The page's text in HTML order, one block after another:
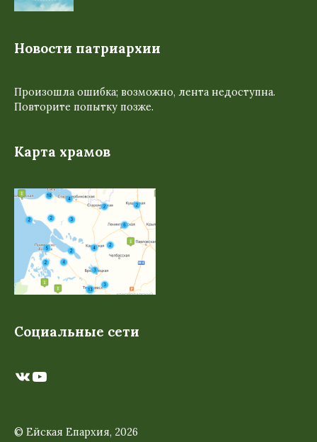
Новости патриархии
Произошла ошибка; возможно, лента недоступна.
Повторите попытку позже.
Карта храмов
Социальные сети
ВКонтакте
YouTube
© Ейская Епархия, 2026